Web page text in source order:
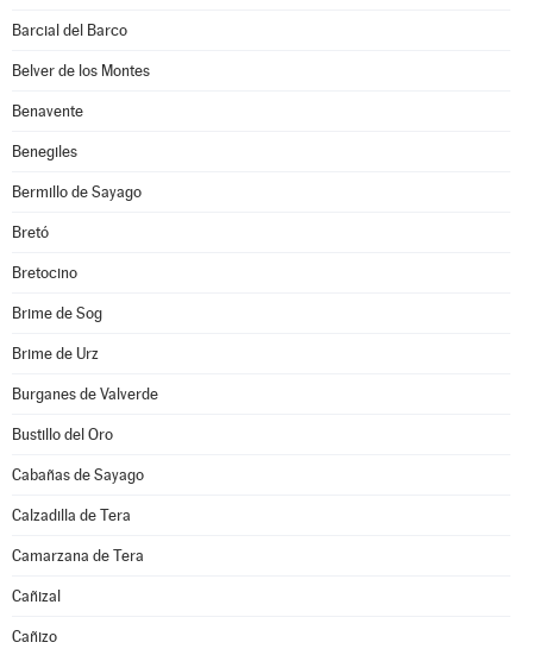
Barcial del Barco
Belver de los Montes
Benavente
Benegiles
Bermillo de Sayago
Bretó
Bretocino
Brime de Sog
Brime de Urz
Burganes de Valverde
Bustillo del Oro
Cabañas de Sayago
Calzadilla de Tera
Camarzana de Tera
Cañizal
Cañizo